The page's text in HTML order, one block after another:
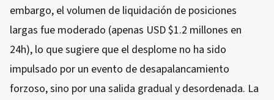
embargo, el volumen de liquidación de posiciones
largas fue moderado (apenas USD $1.2 millones en
24h), lo que sugiere que el desplome no ha sido
impulsado por un evento de desapalancamiento
forzoso, sino por una salida gradual y desordenada. La